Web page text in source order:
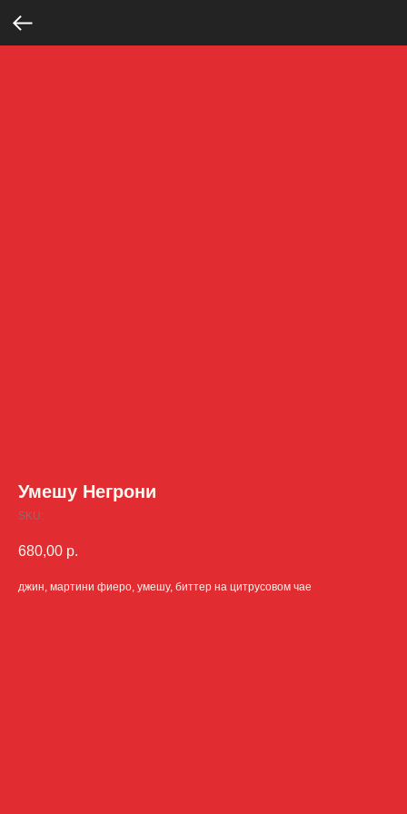
Умешу Негрони
SKU:
680,00 р.
джин, мартини фиеро, умешу, биттер на цитрусовом чае